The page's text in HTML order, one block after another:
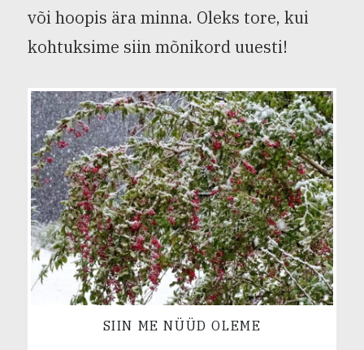
või hoopis ära minna. Oleks tore, kui
kohtuksime siin mõnikord uuesti!
SIIN ME NÜÜD OLEME